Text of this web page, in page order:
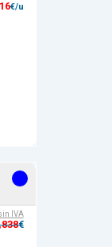
€/u
IVA
€